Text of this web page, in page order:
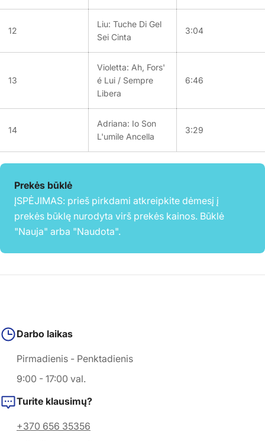
12
Liu: Tuche Di Gel
Sei Cinta
3:04
13
Violetta: Ah, Fors'
é Lui / Sempre
Libera
6:46
14
Adriana: Io Son
L'umile Ancella
3:29
Prekės būklė
ĮSPĖJIMAS: prieš pirkdami atkreipkite dėmesį į
prekės būklę nurodyta virš prekės kainos. Būklė
"Nauja" arba "Naudota".
Darbo laikas
Pirmadienis - Penktadienis
9:00 - 17:00 val.
Turite klausimų?
+370 656 35356